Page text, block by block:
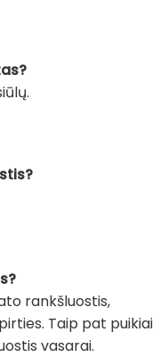
rankšluostis,
Taip pat puikiai
vasarai.